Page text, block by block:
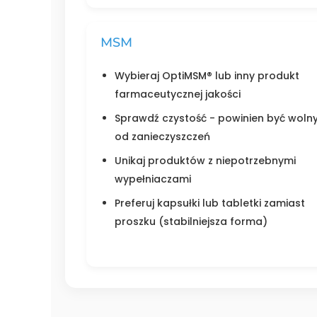
MSM
Wybieraj OptiMSM® lub inny produkt
farmaceutycznej jakości
Sprawdź czystość - powinien być
od zanieczyszczeń
Unikaj produktów z niepotrzebnymi
wypełniaczami
Preferuj kapsułki lub tabletki zamiast
proszku (stabilniejsza forma)